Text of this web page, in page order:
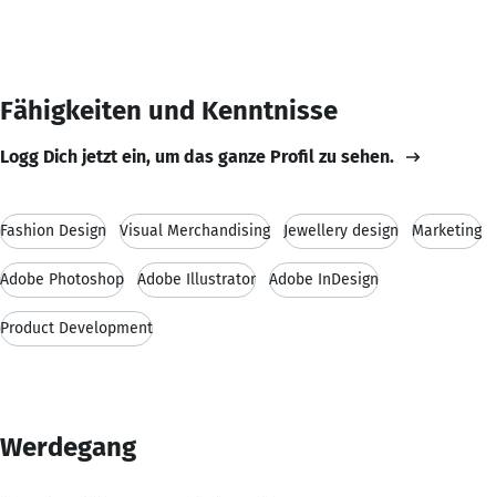
Fähigkeiten und Kenntnisse
Logg Dich jetzt ein, um das ganze Profil zu sehen.
Fashion Design Visual Merchandising Jewellery design Marketing
Adobe Photoshop Adobe Illustrator Adobe InDesign
Product Development
Werdegang